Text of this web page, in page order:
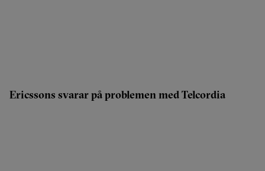
Ericssons svarar på problemen med Telcordia